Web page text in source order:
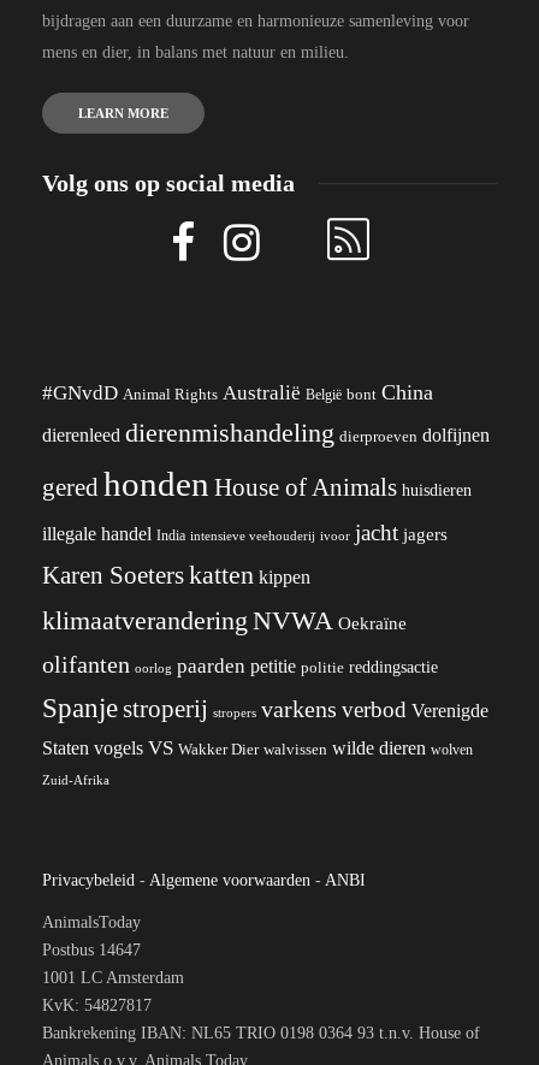
bijdragen aan een duurzame en harmonieuze samenleving voor
mens en dier, in balans met natuur en milieu.
LEARN MORE
Volg ons op social media
#GNvdD Animal Rights Australië België bont China
dierenleed dierenmishandeling dierproeven dolfijnen
gered honden House of Animals huisdieren
illegale handel India intensieve veehouderij ivoor jacht jagers
Karen Soeterskatten kippen
klimaatverandering NVWA Oekraïne
olifanten oorlog paarden petitie politie reddingsactie
Spanjestroperij stropers varkens verbod Verenigde
Staten vogels VS Wakker Dier walvissen wilde dieren wolven
Zuid-Afrika
Privacybeleid - Algemene voorwaarden - ANBI
AnimalsToday
Postbus 14647
1001 LC Amsterdam
KvK: 54827817
Bankrekening IBAN: NL65 TRIO 0198 0364 93 t.n.v. House of
Animals o.v.v. Animals Today